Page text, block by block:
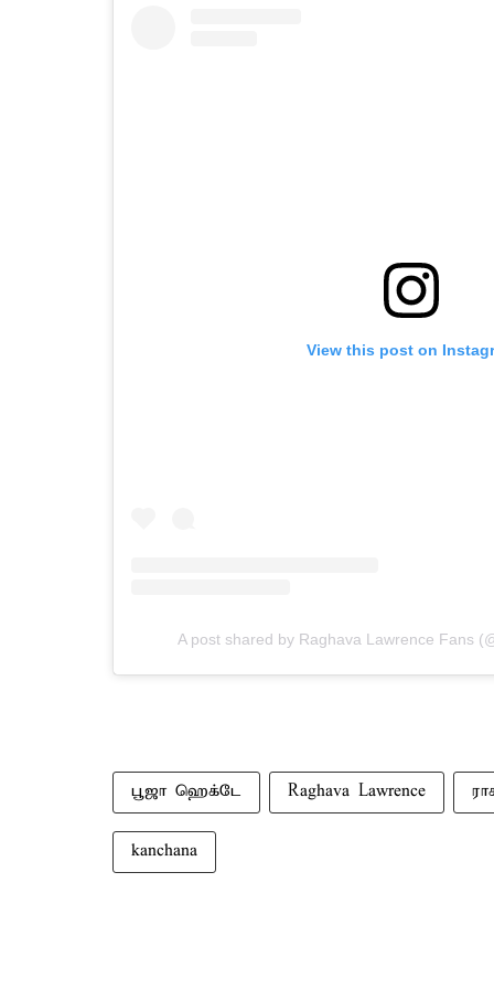
View this post on
A post shared by Raghava Lawrence Fans
பூஜா ஹெக்டே Raghava Lawrence
kanchana